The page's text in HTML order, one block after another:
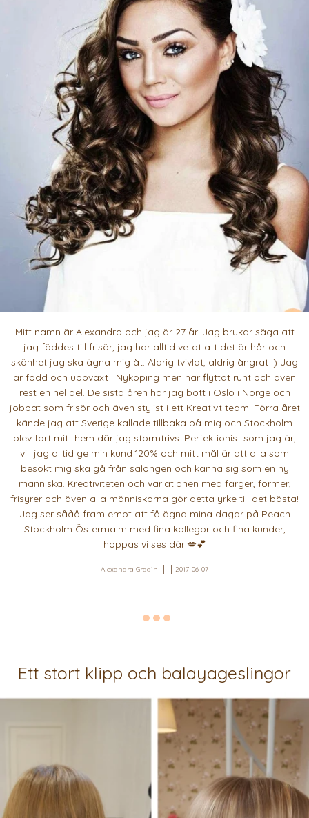
Mitt namn är Alexandra och jag är 27 år. Jag brukar säga att
jag föddes till frisör, jag har alltid vetat att det är hår och
skönhet jag ska ägna mig åt. Aldrig tvivlat, aldrig ångrat :) Jag
är född och uppväxt i Nyköping men har flyttat runt och även
rest en hel del. De sista åren har jag bott i Oslo i Norge och
jobbat som frisör och även stylist i ett Kreativt team. Förra året
kände jag att Sverige kallade tillbaka på mig och Stockholm
blev fort mitt hem där jag stormtrivs. Perfektionist som jag är,
vill jag alltid ge min kund 120% och mitt mål är att alla som
besökt mig ska gå från salongen och känna sig som en ny
människa. Kreativiteten och variationen med färger, former,
frisyrer och även alla människorna gör detta yrke till det bästa!
Jag ser sååå fram emot att få ägna mina dagar på Peach
Stockholm Östermalm med fina kollegor och fina kunder,
hoppas vi ses där!💋💕
Alexandra Gradin 2017-06-07
Ett stort klipp och balayageslingor